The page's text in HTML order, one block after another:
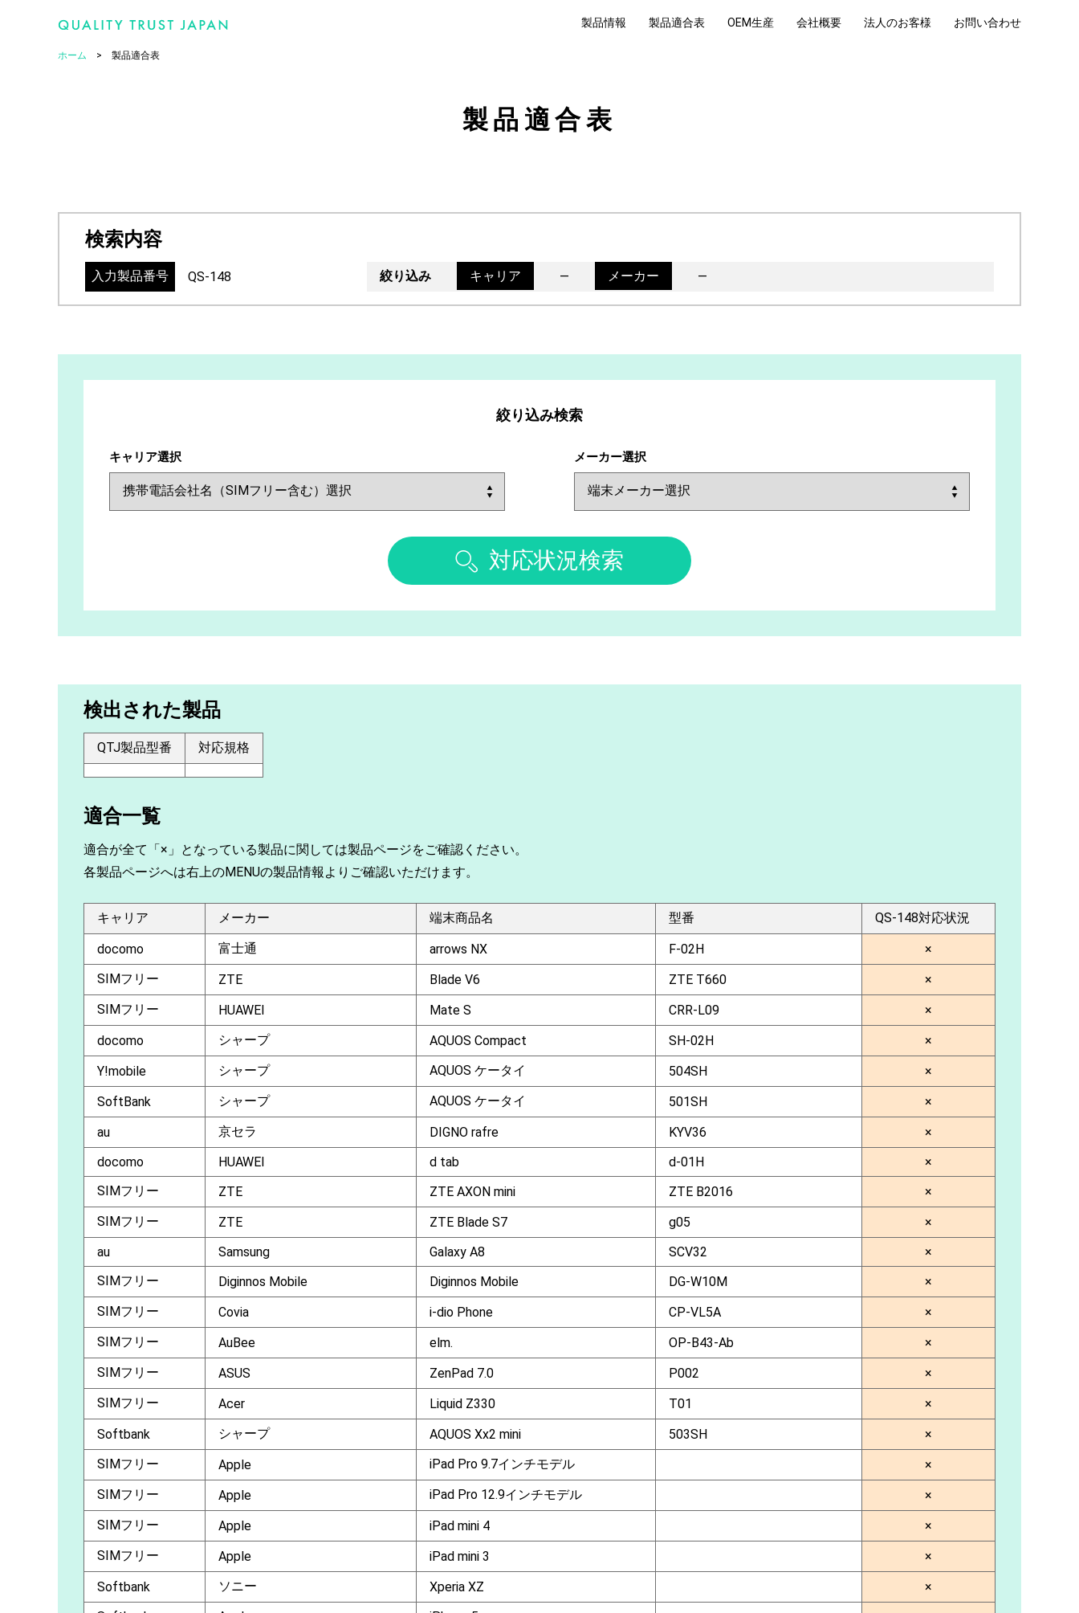
製品情報 製品適合表 OEM生産 会社概要 法人のお客様 お問い合わせ
ホーム 製品適合表
製品適合表
検索内容
入力製品番号 QS-148 絞り込み キャリア ― メーカー ―
絞り込み検索
キャリア選択 メーカー選択
対応状況検索
検出された製品
QTJ製品型番 対応規格
適合一覧
適合が全て「×」となっている製品に関しては製品ページをご確認ください。
各製品ページへは右上のMENUの製品情報よりご確認いただけます。
キャリア メーカー 端末商品名 型番 QS-148対応状況
docomo 富士通 arrows NX F-02H
×
SIMフリー
ZTE Blade V6 ZTE T660
×
SIMフリー
HUAWEI Mate S CRR-L09
×
docomo
シャープ AQUOS Compact SH-02H
×
Y!mobile
シャープ AQUOS ケータイ 504SH
×
SoftBank
シャープ AQUOS ケータイ 501SH
×
au
京セラ DIGNO rafre KYV36
×
docomo
HUAWEI d tab d-01H
×
SIMフリー
ZTE ZTE AXON mini ZTE B2016
×
SIMフリー
ZTE ZTE Blade S7 g05
×
au
Samsung Galaxy A8 SCV32
×
SIMフリー
Diginnos Mobile Diginnos Mobile DG-W10M
×
SIMフリー
Covia i-dio Phone CP-VL5A
×
SIMフリー
AuBee elm. OP-B43-Ab
×
SIMフリー
ASUS ZenPad 7.0 P002
×
SIMフリー
Acer Liquid Z330 T01
×
Softbank
シャープ AQUOS Xx2 mini 503SH
×
SIMフリー
Apple iPad Pro 9.7インチモデル
×
SIMフリー
Apple iPad Pro 12.9インチモデル
×
SIMフリー
Apple iPad mini 4
×
SIMフリー
Apple iPad mini 3
×
Softbank
ソニー Xperia XZ
×